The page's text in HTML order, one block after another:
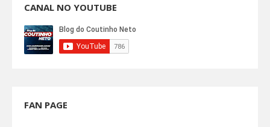
CANAL NO YOUTUBE
FAN PAGE